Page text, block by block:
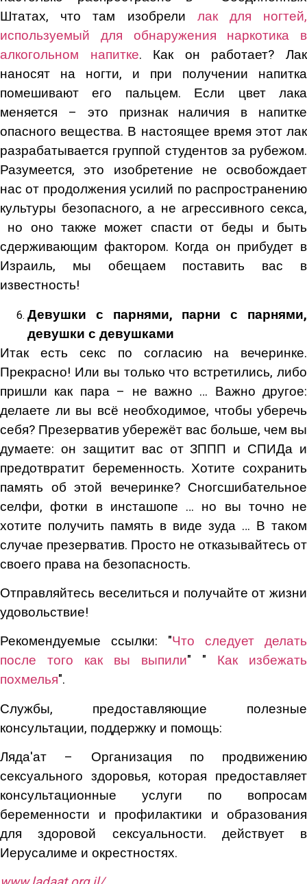
Штатах, что там изобрели лак для ногтей,
используемый для обнаружения наркотика в
алкогольном напитке. Как он работает? Лак
наносят на ногти, и при получении напитка
помешивают его пальцем. Если цвет лака
меняется – это признак наличия в напитке
опасного вещества. В настоящее время этот лак
разрабатывается группой студентов за рубежом.
Разумеется, это изобретение не освобождает
нас от продолжения усилий по распространению
культуры безопасного, а не агрессивного секса,
но оно также может спасти от беды и быть
сдерживающим фактором. Когда он прибудет в
Израиль, мы обещаем поставить вас в
известность!
Девушки с парнями, парни с парнями,
девушки с девушками
Итак есть секс по согласию на вечеринке.
Прекрасно! Или вы только что встретились, либо
пришли как пара – не важно … Важно другое:
делаете ли вы всё необходимое, чтобы уберечь
себя? Презерватив убережёт вас больше, чем вы
думаете: он защитит вас от ЗППП и СПИДа и
предотвратит беременность. Хотите сохранить
память об этой вечеринке? Сногсшибательное
селфи, фотки в инсташопе … но вы точно не
хотите получить память в виде зуда … В таком
случае презерватив. Просто не отказывайтесь от
своего права на безопасность.
Отправляйтесь веселиться и получайте от жизни
удовольствие!
Рекомендуемые ссылки: "Что следует делать
после того как вы выпили" " Как избежать
похмелья".
Службы, предоставляющие полезные
консультации, поддержку и помощь:
Ляда'ат – Организация по продвижению
сексуального здоровья, которая предоставляет
консультационные услуги по вопросам
беременности и профилактики и образования
для здоровой сексуальности. действует в
Иерусалиме и окрестностях.